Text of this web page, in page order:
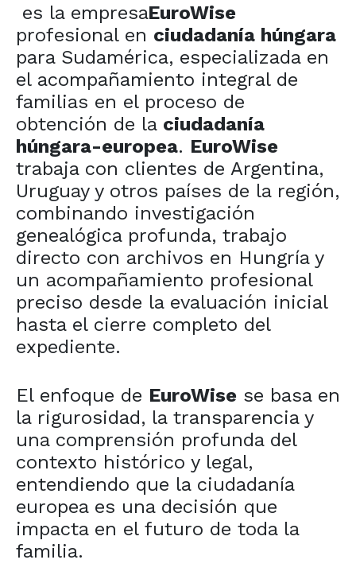
EuroWise
es la empresa
profesional en ciudadanía húngara
para Sudamérica, especializada en
el acompañamiento integral de
familias en el proceso de
obtención de la ciudadanía
húngara-europea. EuroWise
trabaja con clientes de Argentina,
Uruguay y otros países de la región,
combinando investigación
genealógica profunda, trabajo
directo con archivos en Hungría y
un acompañamiento profesional
preciso desde la evaluación inicial
hasta el cierre completo del
expediente.
El enfoque de EuroWise se basa en
la rigurosidad, la transparencia y
una comprensión profunda del
contexto histórico y legal,
entendiendo que la ciudadanía
europea es una decisión que
impacta en el futuro de toda la
familia.